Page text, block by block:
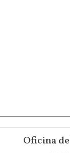
Oficina